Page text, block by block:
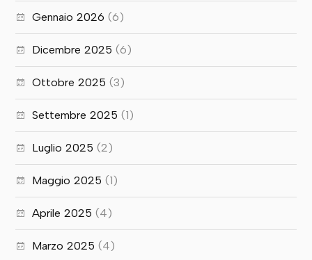
Gennaio 2026 (6)
Dicembre 2025 (6)
Ottobre 2025 (3)
Settembre 2025 (1)
Luglio 2025 (2)
Maggio 2025 (1)
Aprile 2025 (4)
Marzo 2025 (4)